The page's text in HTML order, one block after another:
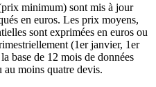
minimum) sont mis à jour
en euros. Les prix moyens,
sont exprimées en euros ou
(1er janvier, 1er
base de 12 mois de données
au moins quatre devis.